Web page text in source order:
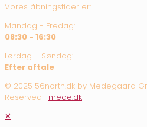
Vores åbningstider er:
Mandag - Fredag:
08:30 - 16:30
Lørdag – Søndag:
Efter aftale
© 2025 56north.dk by Medegaard
Reserved | mede.dk
✕